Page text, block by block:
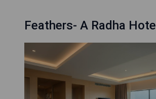
Feathers- A Radha Hotel